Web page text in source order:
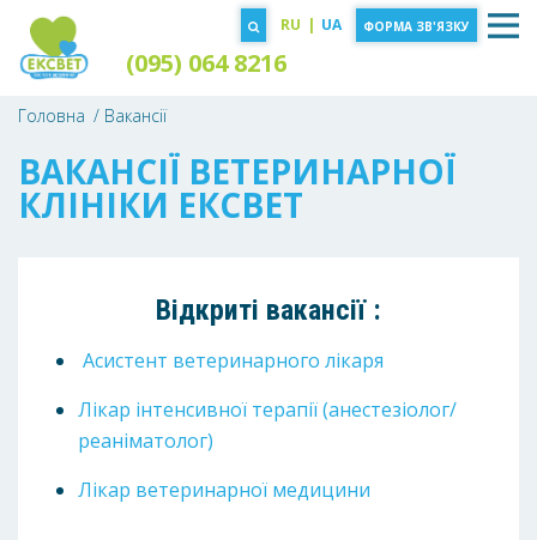
(095) 064 8216
RU | UA ФОРМА ЗВ'ЯЗКУ
Головна Вакансії
ВАКАНСІЇ ВЕТЕРИНАРНОЇ
КЛІНІКИ ЕКСВЕТ
Відкриті вакансії :
Асистент ветеринарного лікаря
Лікар інтенсивної терапії (анестезіолог/
реаніматолог)
Лікар ветеринарної медицини